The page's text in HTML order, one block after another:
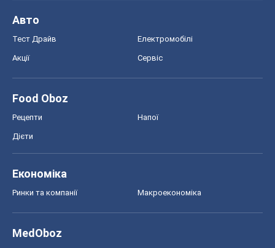
Авто
Тест Драйв Електромобілі
Акції Сервіс
Food Oboz
Рецепти Напої
Дієти
Економіка
Ринки та компанії Макроекономіка
MedOboz